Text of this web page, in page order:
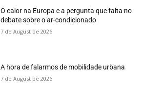
O calor na Europa e a pergunta que falta no
debate sobre o ar-condicionado
7 de August de 2026
A hora de falarmos de mobilidade urbana
7 de August de 2026